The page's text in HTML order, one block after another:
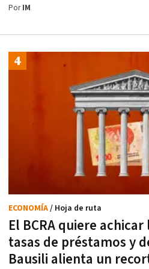
PorIM
El BCRA quiere
tasas de préstamos y
Bausili alienta un
ECONOMÍA/ Hoja de ruta